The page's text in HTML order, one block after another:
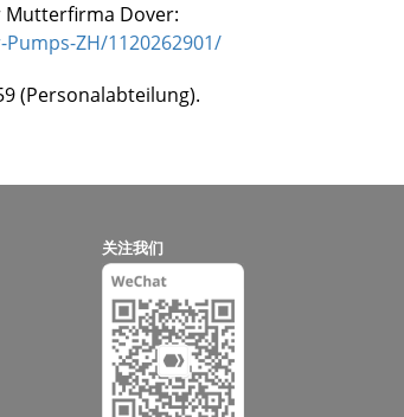
Mutterfirma Dover:
ZH/1120262901/
(Personalabteilung).
关注我们